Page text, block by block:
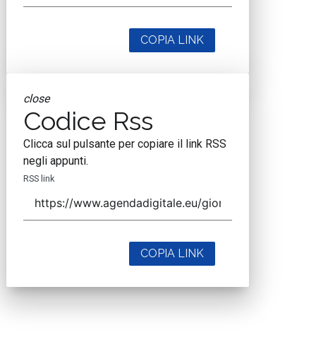
COPIA LINK
close
Codice Rss
Clicca sul pulsante per copiare il link RSS
negli appunti.
RSS link
COPIA LINK